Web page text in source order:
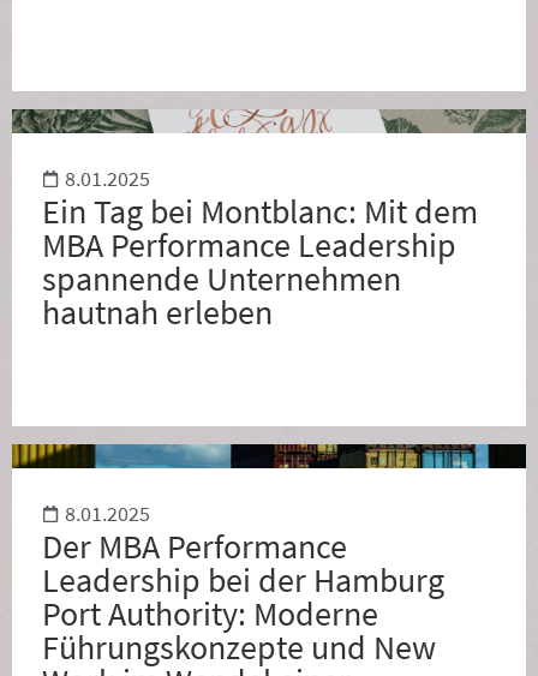
8.01.2025
Ein Tag bei Montblanc: Mit dem
MBA Performance Leadership
spannende Unternehmen
hautnah erleben
8.01.2025
Der MBA Performance
Leadership bei der Hamburg
Port Authority: Moderne
Führungskonzepte und New